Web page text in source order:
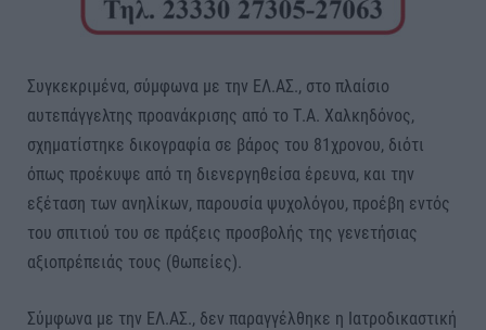
Συγκεκριμένα, σύμφωνα με την ΕΛ.ΑΣ., στο πλαίσιο
αυτεπάγγελτης προανάκρισης από το Τ.Α. Χαλκηδόνος,
σχηματίστηκε δικογραφία σε βάρος του 81χρονου, διότι
όπως προέκυψε από τη διενεργηθείσα έρευνα, και την
εξέταση των ανηλίκων, παρουσία ψυχολόγου, προέβη εντός
του σπιτιού του σε πράξεις προσβολής της γενετήσιας
αξιοπρέπειάς τους (θωπείες).
Σύμφωνα με την ΕΛ.ΑΣ., δεν παραγγέλθηκε η Ιατροδικαστική